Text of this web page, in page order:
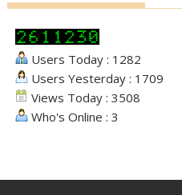
Users Today : 1282
Users Yesterday : 1709
Views Today : 3508
Who's Online : 3